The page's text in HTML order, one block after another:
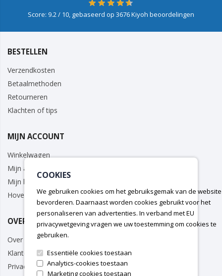
Score: 9.2/ 10, gebaseerd op 3676Kiyoh beoordelingen
BESTELLEN
Verzendkosten
Betaalmethoden
Retourneren
Klachten of tips
MIJN ACCOUNT
Winkelwagen
Mijn account
Mijn bestellingen
Hovenier/Zakelijk
OVER ONS
Over ons
Klantenservice
Privacy Policy
COOKIES
We gebruiken cookies om het gebruiksgemak van de
bevorderen. Daarnaast worden cookies gebruikt voor het
personaliseren van advertenties. In verband met EU
privacywetgeving vragen we uw toestemming om cookies te
gebruiken.
Essentiële cookies toestaan
Marketing cookies toestaan
Analytics-cookies toestaan